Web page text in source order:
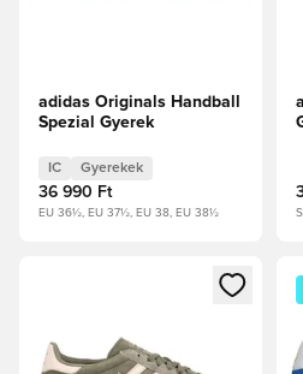
adidas Originals Handball
Spezial Gyerek
IC Gyerekek
36 990 Ft
EU 36½, EU 37½, EU 38, EU 38½
Megnyit egy modált a